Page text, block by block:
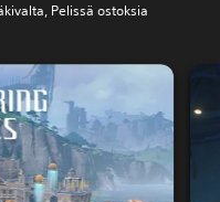
Pelissä ostoksia